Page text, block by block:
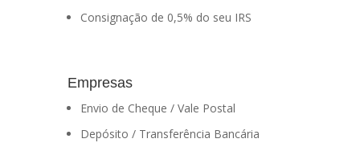
Consignação de 0,5% do seu IRS
Empresas
Envio de Cheque / Vale Postal
Depósito / Transferência Bancária